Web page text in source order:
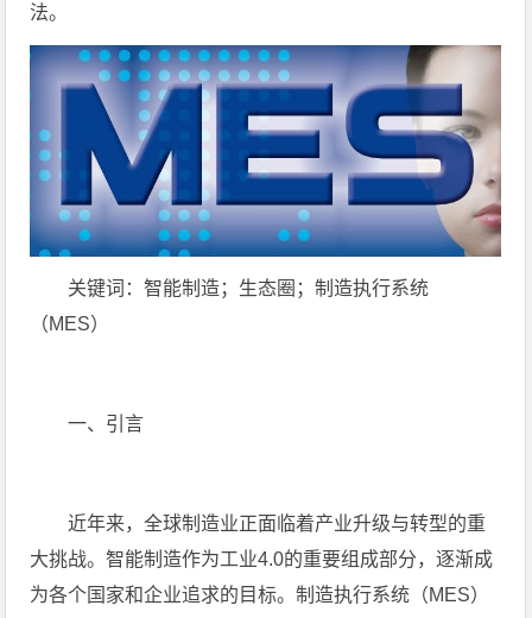
法。
关键词：智能制造；生态圈；制造执行系统
（MES）
一、引言
近年来，全球制造业正面临着产业升级与转型的重
大挑战。智能制造作为工业4.0的重要组成部分，逐渐成
为各个国家和企业追求的目标。制造执行系统（MES）